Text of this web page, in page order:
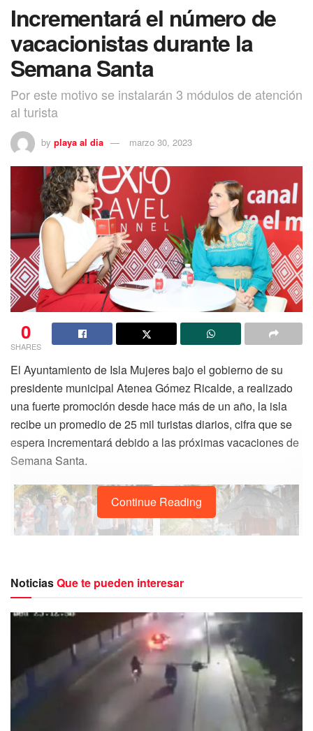
Incrementará el número de
vacacionistas durante la
Semana Santa
Por este motivo se instalarán 3 módulos de atención
al turista
by playa al dia marzo 30, 2023
0
SHARES
El Ayuntamiento de Isla Mujeres bajo el gobierno de su
presidente municipal Atenea Gómez Ricalde, a realizado
una fuerte promoción desde hace más de un año, la isla
recibe un promedio de 25 mil turistas diarios, cifra que se
espera incrementará debido a las próximas vacaciones de
Semana Santa.
Por este motivo, el municipio ha reforzado el área de
atención al turista a través de la Dirección de Turismo,
para que de esta manera se brinde una mejor experiencia
a los visitantes que llegan a Isla Mujeres.
Continue Reading
NoticiasQue te pueden interesar